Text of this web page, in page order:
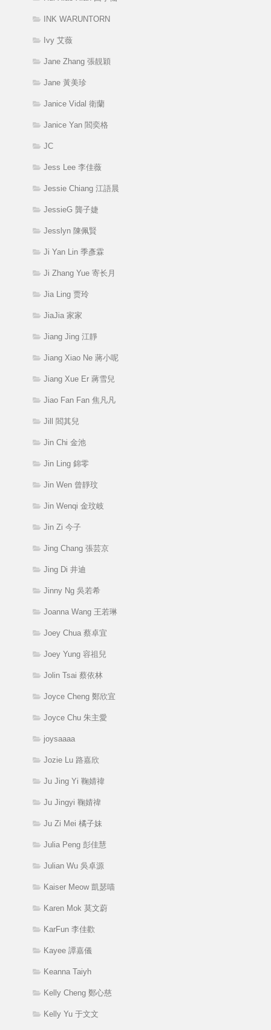
INK WARUNTORN
Ivy 艾薇
Jane Zhang 張靚穎
Jane 黃美珍
Janice Vidal 衛蘭
Janice Yan 閻奕格
JC
Jess Lee 李佳薇
Jessie Chiang 江語晨
JessieG 龔子婕
Jesslyn 陳佩賢
Ji Yan Lin 季彥霖
Ji Zhang Yue 寄长月
Jia Ling 贾玲
JiaJia 家家
Jiang Jing 江靜
Jiang Xiao Ne 蔣小呢
Jiang Xue Er 蔣雪兒
Jiao Fan Fan 焦凡凡
Jill 閻其兒
Jin Chi 金池
Jin Ling 錦零
Jin Wen 曾靜玟
Jin Wenqi 金玟岐
Jin Zi 今子
Jing Chang 張芸京
Jing Di 井迪
Jinny Ng 吳若希
Joanna Wang 王若琳
Joey Chua 蔡卓宜
Joey Yung 容祖兒
Jolin Tsai 蔡依林
Joyce Cheng 鄭欣宜
Joyce Chu 朱主愛
joysaaaa
Jozie Lu 路嘉欣
Ju Jing Yi 鞠婧禕
Ju Jingyi 鞠婧禕
Ju Zi Mei 橘子妹
Julia Peng 彭佳慧
Julian Wu 吳卓源
Kaiser Meow 凱瑟喵
Karen Mok 莫文蔚
KarFun 李佳歡
Kayee 譚嘉儀
Keanna Taiyh
Kelly Cheng 鄭心慈
Kelly Yu 于文文